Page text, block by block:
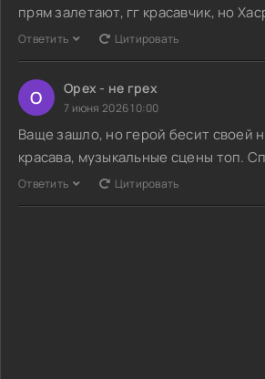
прям залетают, гг красавчик, но
Ответить Цитировать
О Орех - не грех
7 июня 2026 10:00
Ваще зашло, но герой бесит своей
красава, музыкальные сцены топ.
Ответить Цитировать